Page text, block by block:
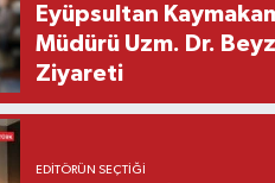
Eyüpsultan
Müdürü Uzm. Dr.
Ziyareti
EDITÖRÜN SEÇTIĞI